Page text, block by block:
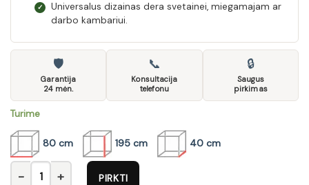
✓
Universalus dizainas dera svetainei, miegamajam ar
darbo kambariui.
🛡
Garantija
24 mėn.
📞
Konsultacija
telefonu
🔒
Saugus
pirkimas
Turime
80 cm 195 cm 40 cm
produkto kiekis: Lentyna Indiana
PIRKTI